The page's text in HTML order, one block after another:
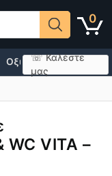
0
☏ Καλέστε
μας
Οξυγονοθεραπεία
VITA –